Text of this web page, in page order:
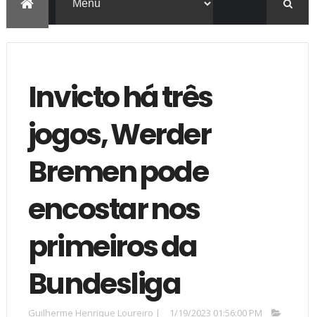
Invicto há três
jogos, Werder
Bremen pode
encostar nos
primeiros da
Bundesliga
Guilherme Henrique Loureiro |
1/19/2023 01:56:00 PM